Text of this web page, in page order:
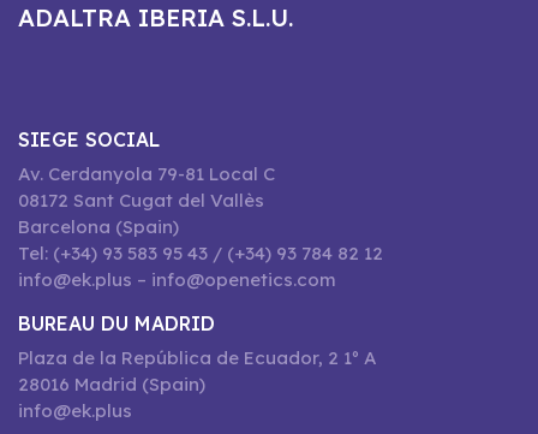
ADALTRA IBERIA S.L.U.
SIEGE SOCIAL
Av. Cerdanyola 79-81 Local C
08172 Sant Cugat del Vallès
Barcelona (Spain)
Tel: (+34) 93 583 95 43 / (+34) 93 784 82 12
info@ek.plus – info@openetics.com
BUREAU DU MADRID
Plaza de la República de Ecuador, 2 1º A
28016 Madrid (Spain)
info@ek.plus